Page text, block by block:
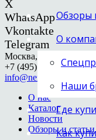
Обзоры
О
Наши
Где
Как
X
WhatsApp
Vkontakte
Telegram
Москва, Образцова, 14
+7 (495) 668-04-64
info@next-hifi.ru
О нас
Каталог
Новости
Обзоры и статьи